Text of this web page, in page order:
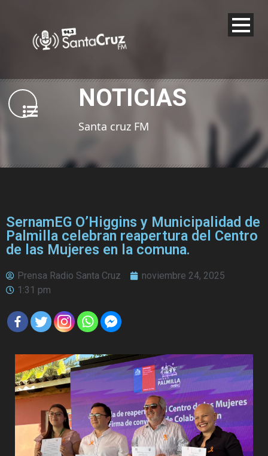
NOTICIAS
Santa cruz FM
SernamEG O’Higgins y Municipalidad de
Palmilla celebran reapertura del Centro
de las Mujeres en la comuna.
Prensa Radio Santa Cruz
noviembre 24, 2025
1:31 pm